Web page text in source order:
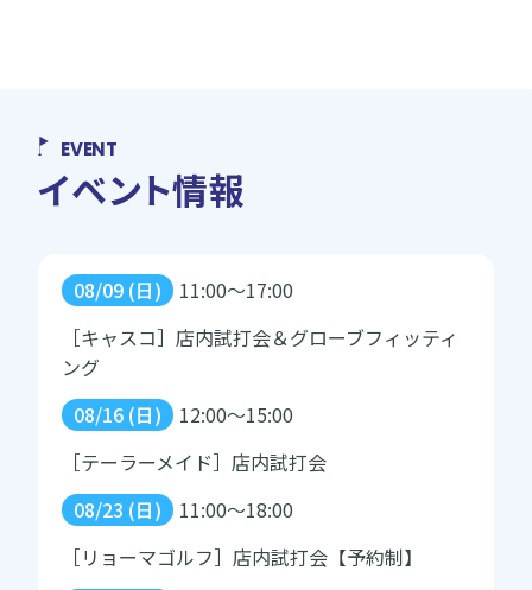
EVENT
イベント情報
08/09 (日)
11:00～17:00
［キャスコ］店内試打会＆グローブフィッティ
ング
08/16 (日)
12:00～15:00
［テーラーメイド］店内試打会
08/23 (日)
11:00～18:00
［リョーマゴルフ］店内試打会【予約制】